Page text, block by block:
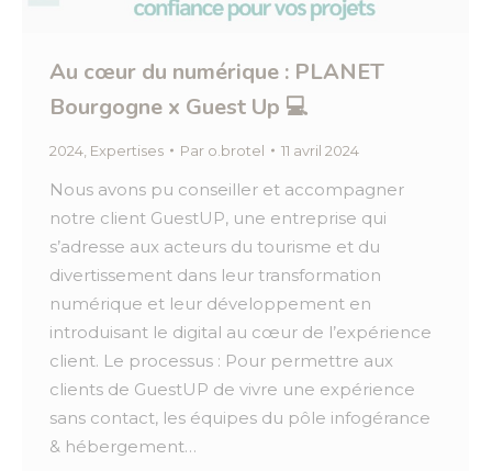
Au cœur du numérique : PLANET
Bourgogne x Guest Up 💻
2024 Expertises Par o.brotel 11 avril 2024
Nous avons pu conseiller et accompagner
notre client GuestUP, une entreprise qui
s’adresse aux acteurs du tourisme et du
divertissement dans leur transformation
numérique et leur développement en
introduisant le digital au cœur de l’expérience
client. Le processus : Pour permettre aux
clients de GuestUP de vivre une expérience
sans contact, les équipes du pôle infogérance
& hébergement…